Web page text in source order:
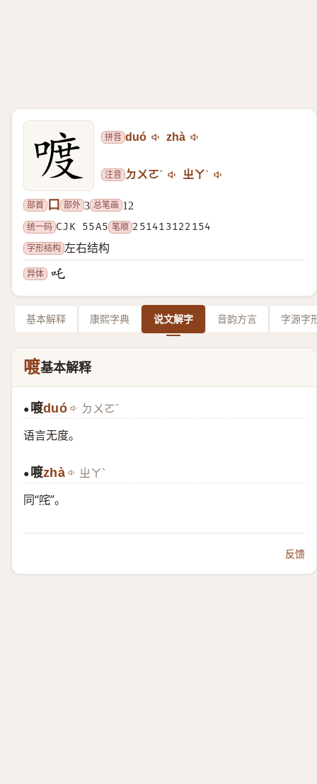
拼音 duó zhà
注音 ㄉㄨㄛˊ ㄓㄚˋ
部首 口 部外 3 总笔画 12
统一码 CJK 55A5 笔顺 251413122154
字形结构 左右结构
异体
基本解释 康熙字典 说文解字 音韵方言 字源字
喥基本解释
● 喥duó ㄉㄨㄛˊ
语言无度。
● 喥zhà ㄓㄚˋ
同“咤”。
反馈